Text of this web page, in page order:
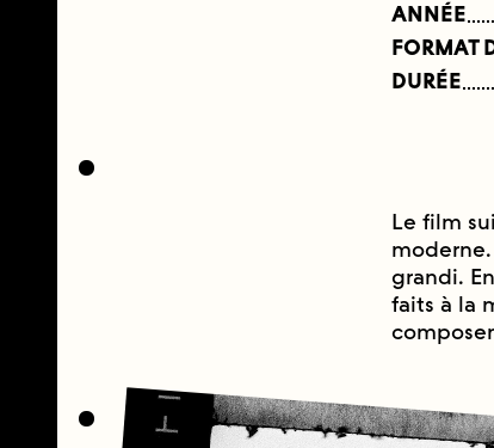
ANNÉE
FORMAT
DURÉE
Le film
grandi.
faits à la